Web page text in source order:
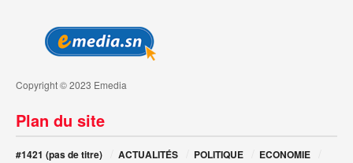
Copyright © 2023 Emedia
Plan du site
#1421 (pas de titre) ACTUALITÉS POLITIQUE
ECONOMIE